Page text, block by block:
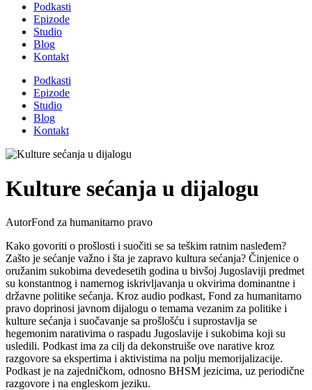
Podkasti
Epizode
Studio
Blog
Kontakt
Podkasti
Epizode
Studio
Blog
Kontakt
Kulture sećanja u dijalogu
AutorFond za humanitarno pravo
Kako govoriti o prošlosti i suočiti se sa teškim ratnim nasleđem?
Zašto je sećanje važno i šta je zapravo kultura sećanja? Činjenice o
oružanim sukobima devedesetih godina u bivšoj Jugoslaviji predmet
su konstantnog i namernog iskrivljavanja u okvirima dominantne i
državne politike sećanja. Kroz audio podkast, Fond za humanitarno
pravo doprinosi javnom dijalogu o temama vezanim za politike i
kulture sećanja i suočavanje sa prošlošću i suprostavlja se
hegemonim narativima o raspadu Jugoslavije i sukobima koji su
usledili. Podkast ima za cilj da dekonstruiše ove narative kroz
razgovore sa ekspertima i aktivistima na polju memorijalizacije.
Podkast je na zajedničkom, odnosno BHSM jezicima, uz periodične
razgovore i na engleskom jeziku.